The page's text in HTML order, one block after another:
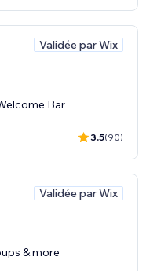
Validée par Wix
Bar
3.5(90)
Validée par Wix
& more